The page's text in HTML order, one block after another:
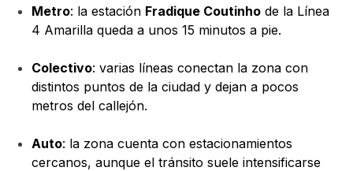
Metro: la estación Fradique Coutinho de la Línea
4 Amarilla queda a unos 15 minutos a pie.
Colectivo: varias líneas conectan la zona con
distintos puntos de la ciudad y dejan a pocos
metros del callejón.
Auto: la zona cuenta con estacionamientos
cercanos, aunque el tránsito suele intensificarse